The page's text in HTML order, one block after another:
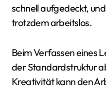
schnell aufgedeckt,
trotzdem arbeitslos.
Beim Verfassen eines
der Standardstruktur
Kreativität kann den